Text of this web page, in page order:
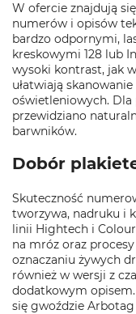
W ofercie znajdują
numerów i opisów
bardzo odpornymi,
kreskowymi 128 lub
wysoki kontrast, jak
ułatwiają
oświetleniowych. Dla
przewidziano
barwników.
Dobór
Skuteczność
tworzywa, nadruku i
linii Hightech i
na mróz oraz
oznaczaniu żywych
również w wersji z
dodatkowym
się gwoździe